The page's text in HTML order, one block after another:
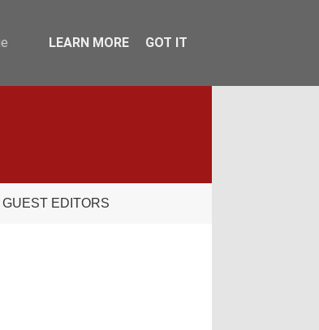
GUEST EDITORS
LEARN MORE GOT IT